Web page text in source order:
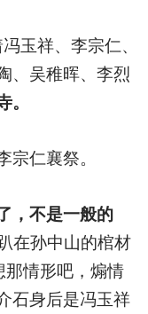
玉祥、李宗仁、
、吴稚晖、李烈
。
宗仁襄祭。
，不是一般的
在孙中山的棺材
那情形吧，煽情
石身后是冯玉祥